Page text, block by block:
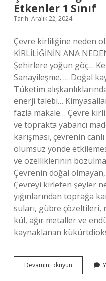
Etkenler 1 Sınıf
Tarih: Aralık 22, 2024
Çevre kirliliğine neden
KİRLİLİĞİNİN ANA
Şehirlere yoğun göç…
Sanayileşme. … Doğal
Tüketim
enerji talebi…
fazla makale… Çevre
ve toprakta yabancı
karışması, çevrenin
olumsuz yönde
ve özelliklerinin
Çevrenin doğal
Çevreyi kirleten şeyler
yığınlarından toprağa
suları, gübre çözeltileri,
kül, ağır metaller ve
kaynaklanan
Devamını okuyun
Kirliliğine